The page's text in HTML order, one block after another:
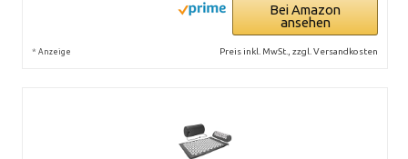
Bei Amazon
ansehen
* Anzeige Preis inkl. MwSt., zzgl. Versandkosten